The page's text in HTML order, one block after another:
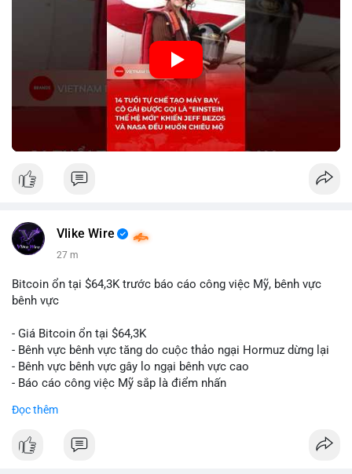
hiện tiềm năng của thế hệ trẻ trong lĩnh vực công nghệ. Mặc dù
chưa liên quan trực tiếp đến tài chính hoặc crypto, sự phát
triển của công nghệ mới thường tạo cơ hội đầu tư hoặc ứng
dụng trong các lĩnh vực số hóa.
🎥 Xem video trực tiếp tại:
Nguồn: KIEN THUC KINH TE
Vlike Wire
28 m
Bitcoin ổn tại $64,3K trước báo cáo công việc Mỹ, bênh vực
bênh vực
- Giá Bitcoin ổn tại $64,3K
- Bênh vực bênh vực tăng do cuộc thảo ngại Hormuz dừng lại
- Bênh vực bênh vực gây lo ngại bênh vực cao
- Báo cáo công việc Mỹ sắp là điểm nhấn
$btc#btc
#vlikevn #titanbot
Đọc thêm